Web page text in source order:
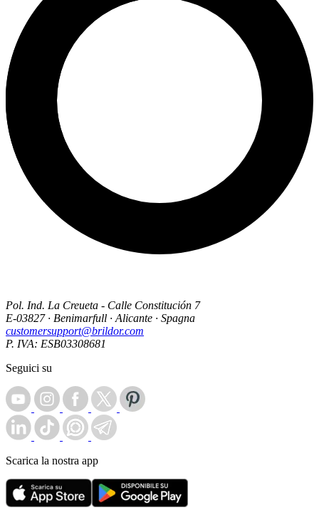
Pol. Ind. La Creueta - Calle Constitución 7
E-03827 · Benimarfull · Alicante · Spagna
customersupport@brildor.com
P. IVA: ESB03308681
Seguici su
Scarica la nostra app